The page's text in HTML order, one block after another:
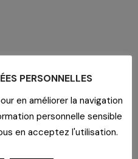
PERSONNELLES
en améliorer la navigation
personnelle sensible
en acceptez l'utilisation.